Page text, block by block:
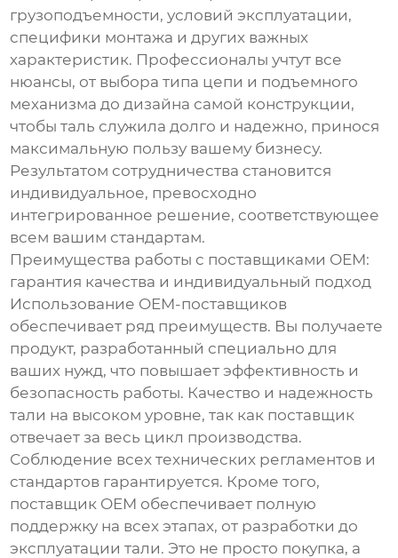
грузоподъемности, условий эксплуатации,
специфики монтажа и других важных
характеристик. Профессионалы учтут все
нюансы, от выбора типа цепи и подъемного
механизма до дизайна самой конструкции,
чтобы таль служила долго и надежно, принося
максимальную пользу вашему бизнесу.
Результатом сотрудничества становится
индивидуальное, превосходно
интегрированное решение, соответствующее
всем вашим стандартам.
Преимущества работы с поставщиками OEM:
гарантия качества и индивидуальный подход
Использование OEM-поставщиков
обеспечивает ряд преимуществ. Вы получаете
продукт, разработанный специально для
ваших нужд, что повышает эффективность и
безопасность работы. Качество и надежность
тали на высоком уровне, так как поставщик
отвечает за весь цикл производства.
Соблюдение всех технических регламентов и
стандартов гарантируется. Кроме того,
поставщик OEM обеспечивает полную
поддержку на всех этапах, от разработки до
эксплуатации тали. Это не просто покупка, а